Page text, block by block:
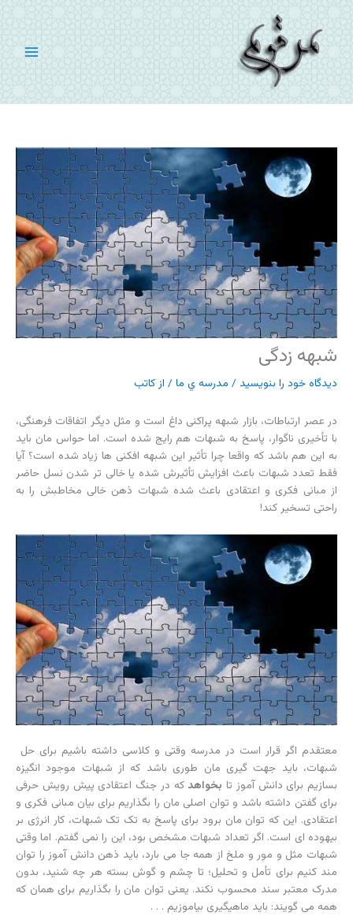
پرش
به
محتوا
شبهه زدگی
دیدگاه‌ خود را بنویسید / مدرسه ي ما / ازکاتب
در عصر ارتباطات، بازار شبهه پراکنی داغ است و مثل دیگر اتفاقات فرهنگی،
با تأخیری ناگوار، پاسخ به شبهات هم رایج شده است. اما حواس مان باید
به این هم باشد که واقعا چرا تأثیر این شبهه افکنی ها زیاد شده است؟ آیا
فقط تعدد شبهات باعث افزایش تأثیرش شده یا خالی تر شدن نسل حاضر
از مبانی فکری و اعتقادی باعث شده شبهات ذهن خالی مخاطبش را به
راحتی تسخیر کند!
معتقدم اگر قرار است در مدرسه وقتی و کلاسی داشته باشیم برای حل
شبهات، باید جهت گیری مان طوری باشد که از شبهات موجود انگیزه
بسازیم برای دانش آموز تا بخواهد که در جنگ اعتقادی پیش رویش حرفی
برای گفتن داشته باشد و توان اصلی مان را بگذاریم برای بیان مبانی فکری و
اعتقادی. این که توان مان برود برای پاسخ به تک تک شبهات، کار انرژی بر
بیهوده ای است. اگر تعداد شبهات مشخص بود، این را نمی گفتم. اما وقتی
شبهات مثل و مور و ملخ از همه جا می بارد، باید ذهن دانش آموز را توان
مند کنیم برای تأمل و تحلیل؛ تا چشم و گوش بسته هر چه شنید، بدون
مدرک معتبر سند محسوب نکند. یعنی توان مان را بگذاریم برای همان که
همه می گویند: باید ماهیگیری بیاموزیم . . .